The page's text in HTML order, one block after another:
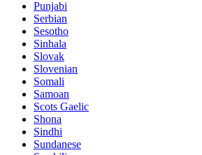
Punjabi
Serbian
Sesotho
Sinhala
Slovak
Slovenian
Somali
Samoan
Scots Gaelic
Shona
Sindhi
Sundanese